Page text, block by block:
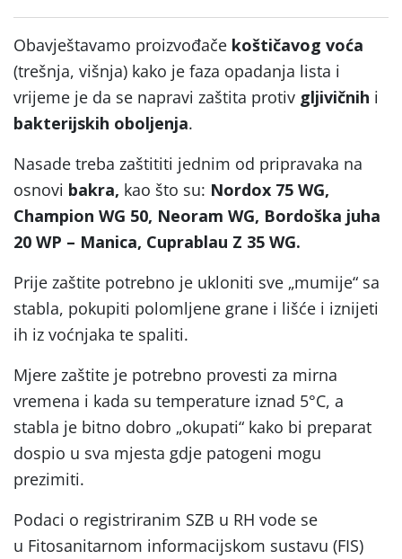
Obavještavamo proizvođače koštičavog voća
(trešnja, višnja) kako je faza opadanja lista i
vrijeme je da se napravi zaštita protiv gljivičnih i
bakterijskih oboljenja.
Nasade treba zaštititi jednim od pripravaka na
osnovi bakra, kao što su: Nordox 75 WG,
Champion WG 50, Neoram WG, Bordoška juha
20 WP – Manica, Cuprablau Z 35 WG.
Prije zaštite potrebno je ukloniti sve „mumije“ sa
stabla, pokupiti polomljene grane i lišće i iznijeti
ih iz voćnjaka te spaliti.
Mjere zaštite je potrebno provesti za mirna
vremena i kada su temperature iznad 5°C, a
stabla je bitno dobro „okupati“ kako bi preparat
dospio u sva mjesta gdje patogeni mogu
prezimiti.
Podaci o registriranim SZB u RH vode se
u Fitosanitarnom informacijskom sustavu (FIS)